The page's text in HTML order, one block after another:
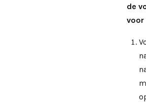
de
voor